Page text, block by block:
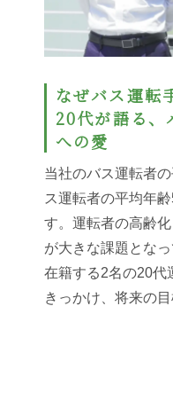
なぜバス運転
20代が語る、
への愛
当社のバス運転者
ス運転者の平均年
す。運転者の高齢
が大きな課題とな
在籍する2名の20代
きっかけ、将来の